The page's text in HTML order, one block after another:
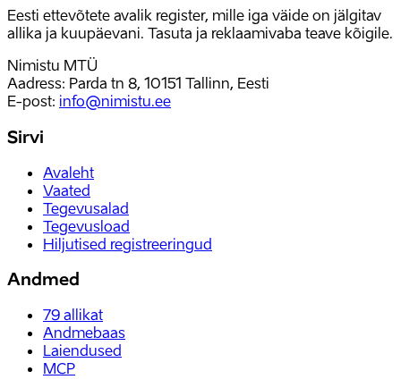
Eesti ettevõtete avalik register, mille iga väide on jälgitav
allika ja kuupäevani. Tasuta ja reklaamivaba teave kõigile.
Nimistu MTÜ
Aadress: Parda tn 8, 10151 Tallinn, Eesti
E-post: info@nimistu.ee
Sirvi
Avaleht
Vaated
Tegevusalad
Tegevusload
Hiljutised registreeringud
Andmed
79 allikat
Andmebaas
Laiendused
MCP